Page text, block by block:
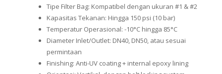
Tipe Filter Bag: Kompatibel dengan ukuran #1 & #2
Kapasitas Tekanan: Hingga 150 psi (10 bar)
Temperatur Operasional: -10°C hingga 85°C
Diameter Inlet/Outlet: DN40, DN50, atau sesuai
permintaan
Finishing: Anti-UV coating + internal epoxy lining